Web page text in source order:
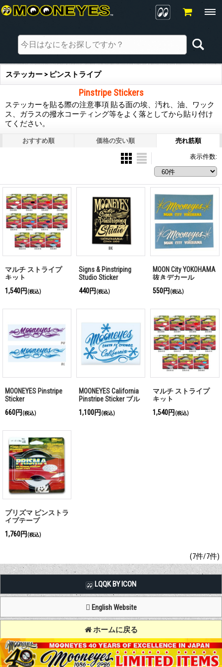
ステッカー > ピンストライプ
Pinstripe Stickers
ステッカーを貼る際の注意事項 貼る面の埃、汚れ、油、ワック
ス、ガラスの撥水コーティング等をよく落としてから貼り付け
てください。
おすすめ順 価格の安い順 売れ筋順
表示件数:
マルチ ストライプ
キット
1,540円 (税込)
Signs & Pinstriping
Studio Sticker
440円 (税込)
MOON City YOKOHAMA
抜きデカール
550円 (税込)
MOONEYES Pinstripe
Sticker
660円 (税込)
MOONEYES California
Pinstripe Sticker ブル
1,100円 (税込)
マルチ ストライプ
キット
1,540円 (税込)
プリズマ ピンストラ
イプテープ
1,760円 (税込)
(7件/7件)
LQQK BY ICON
English Website
ホームに戻る
Copyright (C) MOON OF JAPAN, INC. All Rights Reserved.